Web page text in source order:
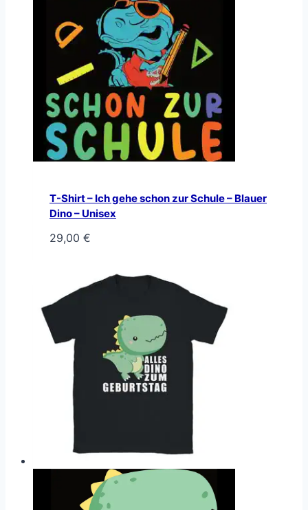
T-Shirt – Ich gehe schon zur Schule – Blauer
Dino – Unisex
29,00 €